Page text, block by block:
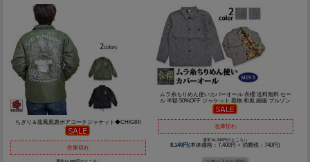
ちぎり＆龍鳳凰裏ボアコーチジャケット◆CHIGIRI
在庫切れ
通常14,080円のところ↓↓
ムラ糸ちりめん使いカバーオール 衣櫻 送料無料 セー
ル 半額 50%OFF ジャケット 着物 和風 縮緬 ブルゾン
在庫切れ
通常16,280円のところ↓↓
8,140円(本体価格：7,400円 + 消費税：740円)